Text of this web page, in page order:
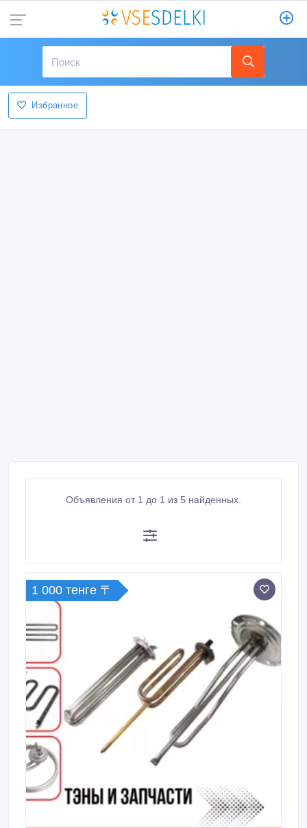
Избранное
Объявления от 1 до 1 из 5 найденных.
1 000 тенге 〒